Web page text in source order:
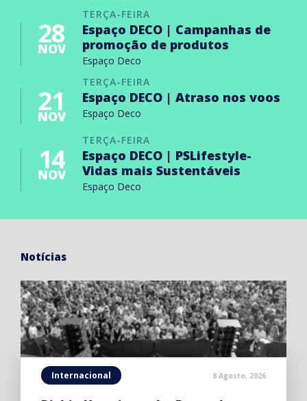
TERÇA-FEIRA
28
NOV
Espaço DECO | Campanhas de
promoção de produtos
Espaço Deco
TERÇA-FEIRA
21
NOV
Espaço DECO | Atraso nos voos
Espaço Deco
TERÇA-FEIRA
14
NOV
Espaço DECO | PSLifestyle-
Vidas mais Sustentáveis
Espaço Deco
Notícias
Internacional 8 Agosto, 2026